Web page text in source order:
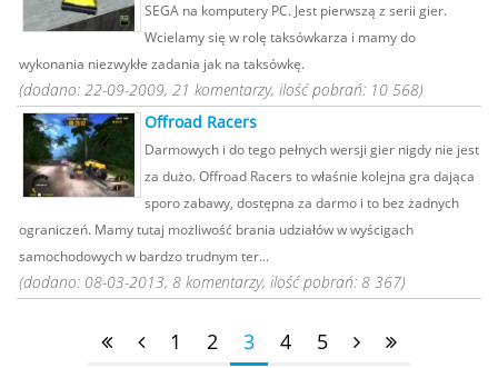
SEGA na komputery PC. Jest pierwszą z serii gier.
Wcielamy się w rolę taksówkarza i mamy do
wykonania niezwykłe zadania jak na taksówkę.
(dodano: 22-09-2009, 21 komentarzy, ilość pobrań: 10 568)
Offroad Racers
Darmowych i do tego pełnych wersji gier nigdy nie jest
za dużo. Offroad Racers to właśnie kolejna gra dająca
sporo zabawy, dostępna za darmo i to bez żadnych
ograniczeń. Mamy tutaj możliwość brania udziałów w wyścigach
samochodowych w bardzo trudnym ter...
(dodano: 08-03-2013, 8 komentarzy, ilość pobrań: 8 367)
1 2 3 4 5